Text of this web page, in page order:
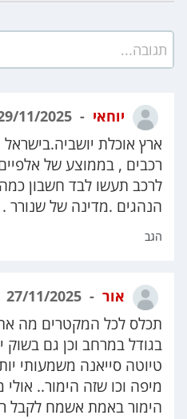
תגובה...
יוחאי
ארץ אוכלת יושביה.בישראל
רכבים , בממוצע של
לרכב תעשו לבד חשבון
הנהגים .מדינה של שנורר .
הגב
אור
תכלס לכל המקטרים מה
טיוטה סייאנה משמעותי
מיפה וכו שזה הימור..
הימור באמת אשמח לקבל